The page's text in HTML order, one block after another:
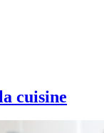
cuisine